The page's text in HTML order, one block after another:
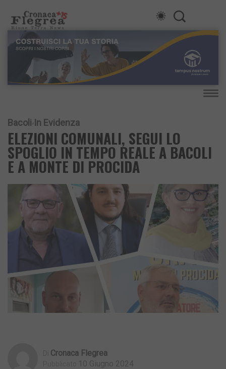
Bacoli In Evidenza
ELEZIONI COMUNALI, SEGUI LO
SPOGLIO IN TEMPO REALE A BACOLI
E A MONTE DI PROCIDA
Cronaca Flegrea
10 Giugno 2024